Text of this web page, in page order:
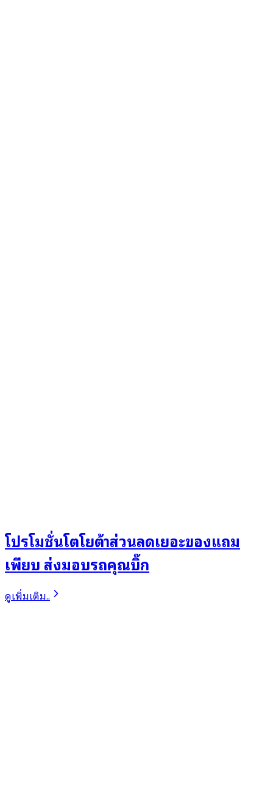
โปรโมชั่นโตโยต้าส่วนลดเยอะของแถม
เพียบ ส่งมอบรถคุณบิ๊ก
ดูเพิ่มเติม..